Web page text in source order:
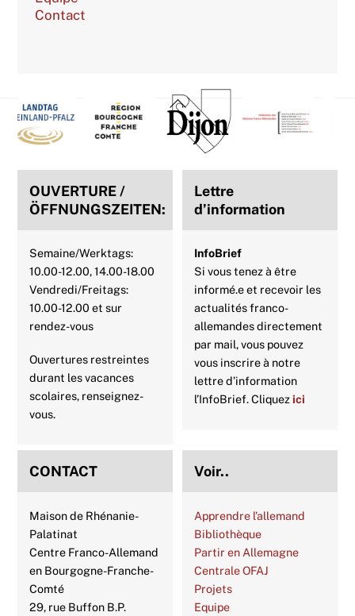
Contact
Back
To
Top
OUVERTURE /
ÖFFNUNGSZEITEN:
Semaine/Werktags:
10.00-12.00, 14.00-18.00
Vendredi/Freitags:
10.00-12.00 et sur
rendez-vous
Ouvertures restreintes
durant les vacances
scolaires, renseignez-
vous.
Lettre
d’information
InfoBrief
Si vous tenez à être
informé.e et recevoir les
actualités franco-
allemandes directement
par mail, vous pouvez
vous inscrire à notre
lettre d’information
l’InfoBrief. Cliquezici
CONTACT
Maison de Rhénanie-
Palatinat
Centre Franco-Allemand
en Bourgogne-Franche-
Comté
29, rue Buffon B.P.
Voir..
Apprendre l’allemand
Bibliothèque
Partir en Allemagne
Centrale OFAJ
Projets
Equipe